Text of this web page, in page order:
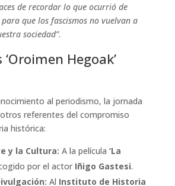
de recordar lo que ocurrió de
que los fascismos no vuelvan a
sociedad”.
Hegoak’
al periodismo, la jornada
referentes del compromiso
histórica:
y la Cultura: A la película ‘La
por el actor Iñigo Gastesi.
Al Instituto de Historia